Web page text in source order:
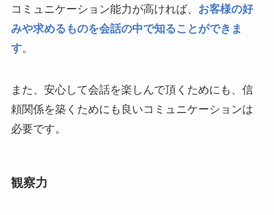
コミュニケーション能力が高ければ、 お客様の好
みや求めるものを会話の中で知ることができま
す。
また、安心して会話を楽しんで頂くためにも、信
頼関係を築くためにも良いコミュニケーションは
必要です。
観察力